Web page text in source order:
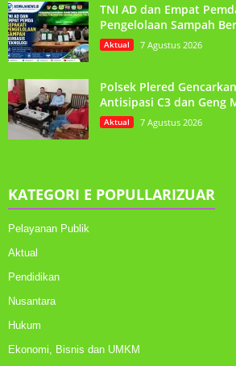
TNI AD dan Empat
Pengelolaan Sampah
Aktual 7 Agustus 2026
Polsek Plered
Antisipasi C3 dan Geng
Aktual 7 Agustus 2026
KATEGORI E POPULLARIZUAR
Pelayanan Publik
Aktual
Pendidikan
Nusantara
Hukum
Ekonomi, Bisnis dan UMKM